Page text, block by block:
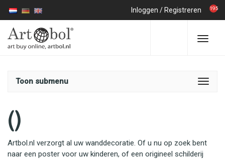
Inloggen / Registreren 195
Toon submenu
()
Artbol.nl verzorgt al uw wanddecoratie. Of u nu op zoek bent
naar een poster voor uw kinderen, of een origineel schilderij